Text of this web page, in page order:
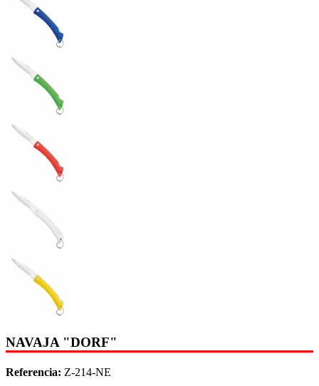
NAVAJA "DORF"
Referencia: Z-214-NE